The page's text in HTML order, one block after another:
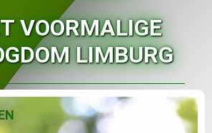
VOORMALIGE
LIMBURG